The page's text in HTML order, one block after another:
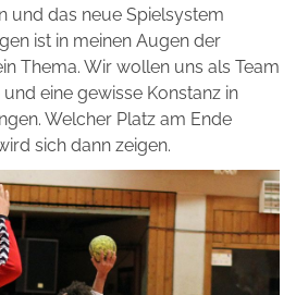
und das neue Spielsystem
ist in meinen Augen der
Thema. Wir wollen uns als Team
eine gewisse Konstanz in
Welcher Platz am Ende
sich dann zeigen.